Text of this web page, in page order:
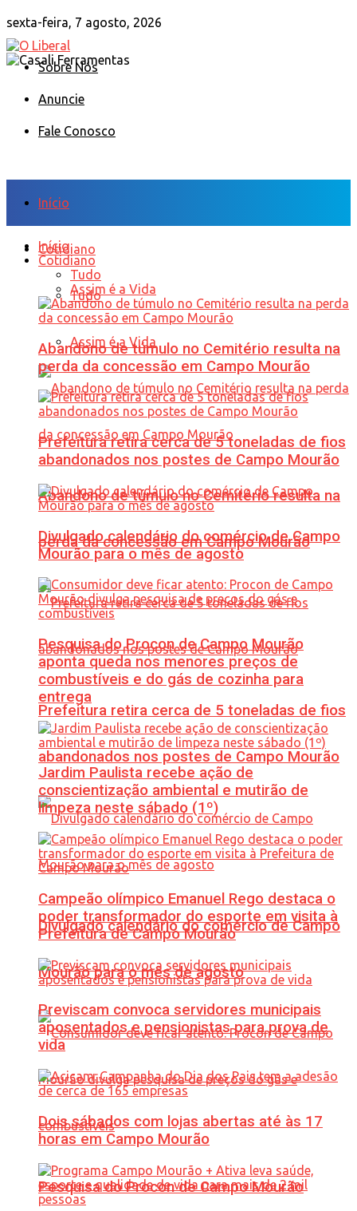
sexta-feira, 7 agosto, 2026
Sobre Nós
Anuncie
Fale Conosco
Início
Cotidiano
Tudo
Assim é a Vida
Abandono de túmulo no Cemitério resulta na
perda da concessão em Campo Mourão
Prefeitura retira cerca de 5 toneladas de fios
abandonados nos postes de Campo Mourão
Divulgado calendário do comércio de Campo
Mourão para o mês de agosto
Pesquisa do Procon de Campo Mourão
Início
Cotidiano
Tudo
Assim é a Vida
Abandono de túmulo no Cemitério resulta na
perda da concessão em Campo Mourão
Prefeitura retira cerca de 5 toneladas de fios
abandonados nos postes de Campo Mourão
Divulgado calendário do comércio de Campo
Mourão para o mês de agosto
Pesquisa do Procon de Campo Mourão
aponta queda nos menores preços de
combustíveis e do gás de cozinha para
entrega
Jardim Paulista recebe ação de
conscientização ambiental e mutirão de
limpeza neste sábado (1º)
Campeão olímpico Emanuel Rego destaca o
poder transformador do esporte em visita à
Prefeitura de Campo Mourão
Previscam convoca servidores municipais
aposentados e pensionistas para prova de
vida
Dois sábados com lojas abertas até às 17
horas em Campo Mourão